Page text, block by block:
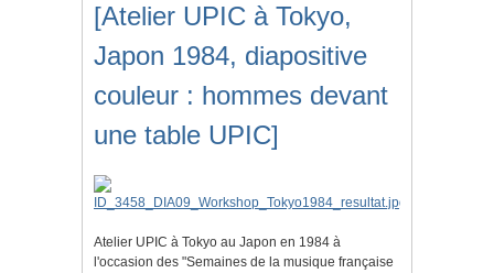
[Atelier UPIC à Tokyo,
Japon 1984, diapositive
couleur : hommes devant
une table UPIC]
Atelier UPIC à Tokyo au Japon en 1984 à
l'occasion des "Semaines de la musique française